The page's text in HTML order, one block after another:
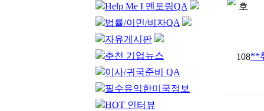
Help Me I 멘토링QA
법률/이민/비자QA
자유게시판
추천 기업뉴스
이사/귀국준비 QA
필수유익한미국정보
HOT 인터뷰
호
108**